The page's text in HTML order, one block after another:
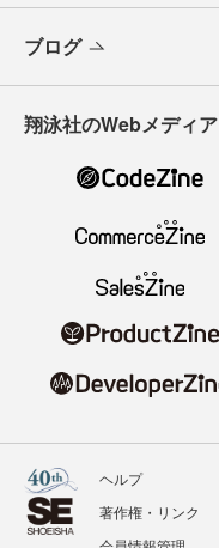
ブログ
翔泳社のWebメディア
ヘルプ
著作権・リンク